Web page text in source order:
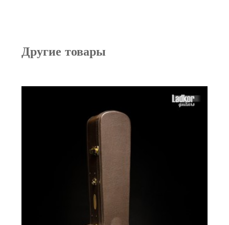
Другие товары